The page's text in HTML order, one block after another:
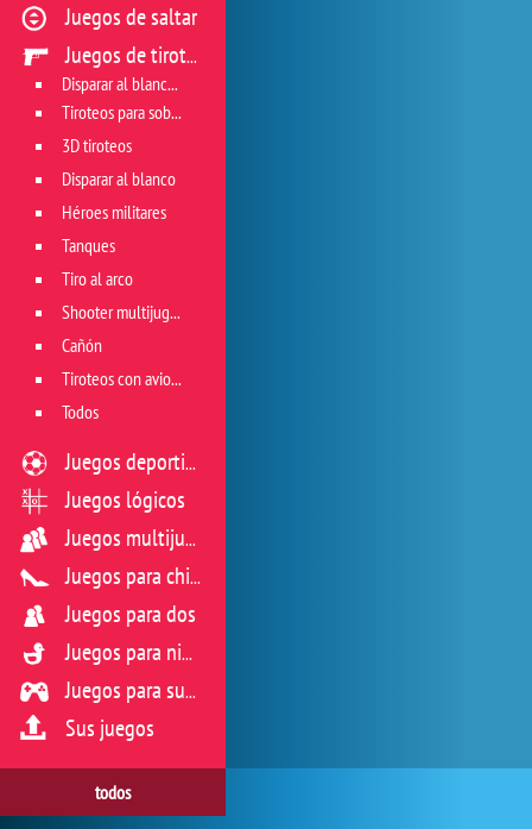
Juegos de saltar
Juegos de tiroteo
Disparar al blanco vivo
Tiroteos para sobrevivir
3D tiroteos
Disparar al blanco
Héroes militares
Tanques
Tiro al arco
Shooter multijugador
Cañón
Tiroteos con aviones
Todos
Juegos deportivos
Juegos lógicos
Juegos multijugador
Juegos para chicas
Juegos para dos
Juegos para niños
Juegos para sus reflejos
Sus juegos
todos